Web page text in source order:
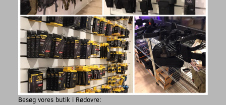
Besøg vores butik i Rødovre: